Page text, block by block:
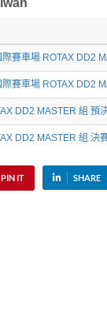
賽車場 ROTAX DD2
賽車場 ROTAX DD2
DD2 MASTER 組 預
DD2 MASTER 組 決
PIN IT SHARE